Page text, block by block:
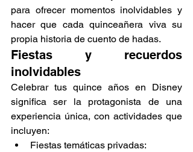
para ofrecer momentos inolvidables y
hacer que cada quinceañera viva su
propia historia de cuento de hadas.
Fiestas y recuerdos
inolvidables
Celebrar tus quince años en Disney
significa ser la protagonista de una
experiencia única, con actividades que
incluyen:
Fiestas temáticas privadas: